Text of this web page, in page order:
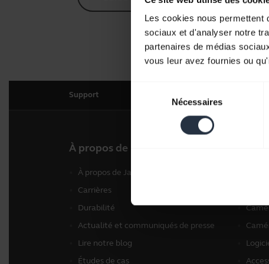
Les cookies nous permettent
sociaux et d'analyser notre
partenaires de médias
vous leur avez fournies ou
consentement
Nécessaires
Support
À propos de nous
À propos de Jabra
Carrières
Durabilité
Actualité et communiqués de presse
Lire notre blog
Études de cas